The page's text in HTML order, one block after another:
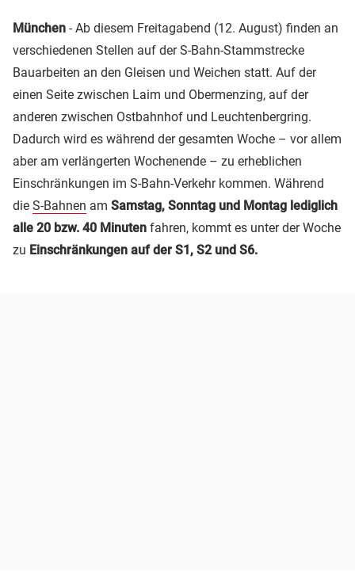
München - Ab diesem Freitagabend (12. August) finden an
verschiedenen Stellen auf der S-Bahn-Stammstrecke
Bauarbeiten an den Gleisen und Weichen statt. Auf der
einen Seite zwischen Laim und Obermenzing, auf der
anderen zwischen Ostbahnhof und Leuchtenbergring.
Dadurch wird es während der gesamten Woche – vor allem
aber am verlängerten Wochenende – zu erheblichen
Einschränkungen im S-Bahn-Verkehr kommen. Während
die S-Bahnen am Samstag, Sonntag und Montag lediglich
alle 20 bzw. 40 Minuten fahren, kommt es unter der Woche
zu Einschränkungen auf der S1, S2 und S6.